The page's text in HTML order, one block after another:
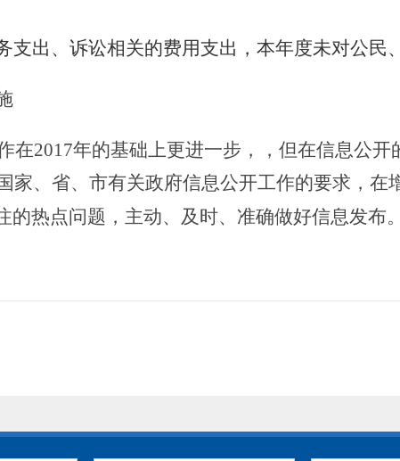
支出、诉讼相关的费用支出，本年度未对公民
在2017年的基础上更进一步， ，但在信息公开
家、省、市有关政府信息公开工作的要求，在
热点问题，主动、及时、准确做好信息发布。